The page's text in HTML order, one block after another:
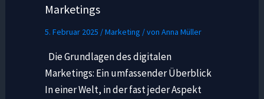
Marketings
5. Februar 2025 /Marketing / von Anna Müller
Die Grundlagen des digitalen
Marketings: Ein umfassender Überblick
In einer Welt, in der fast jeder Aspekt